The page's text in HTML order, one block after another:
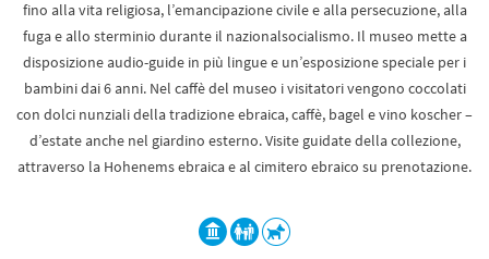
fino alla vita religiosa, l’emancipazione civile e alla persecuzione, alla
fuga e allo sterminio durante il nazionalsocialismo. Il museo mette a
disposizione audio-guide in più lingue e un’esposizione speciale per i
bambini dai 6 anni. Nel caffè del museo i visitatori vengono coccolati
con dolci nunziali della tradizione ebraica, caffè, bagel e vino koscher –
d’estate anche nel giardino esterno. Visite guidate della collezione,
attraverso la Hohenems ebraica e al cimitero ebraico su prenotazione.